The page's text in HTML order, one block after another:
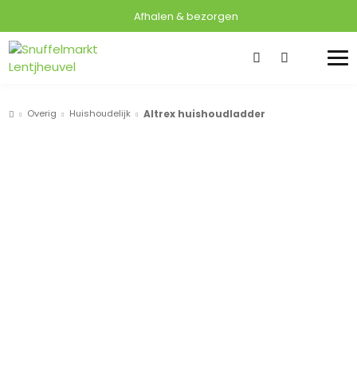
Afhalen & bezorgen
Overig Huishoudelijk Altrex huishoudladder